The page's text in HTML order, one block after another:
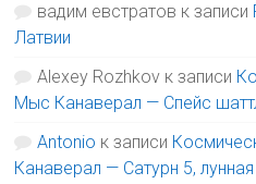
вадим евстратов к записи
Латвии
Alexey Rozhkov к записи
Мыс Канаверал — Спейс
Antonio к записи
Канаверал — Сатурн 5,